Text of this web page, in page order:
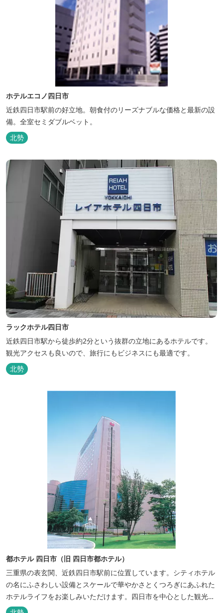
ホテルエコノ四日市
近鉄四日市駅前の好立地。朝食付のリーズナブルな価格と最新の設
備。全室セミダブルベット。
北勢
ラックホテル四日市
近鉄四日市駅から徒歩約2分という抜群の立地にあるホテルです。
観光アクセスも良いので、旅行にもビジネスにも最適です。
北勢
都ホテル 四日市（旧 四日市都ホテル）
三重県の表玄関、近鉄四日市駅前に位置しています。シティホテル
の名にふさわしい設備とスケールで華やかさとくつろぎにあふれた
ホテルライフをお楽しみいただけます。四日市を中心とした観光、
ビジネス、会議やゴルフ場などへの基点として便利にご利用いただ